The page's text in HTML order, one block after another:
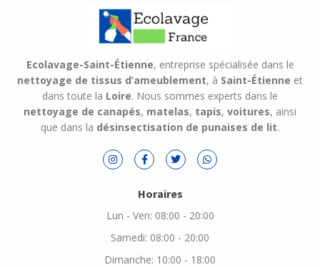
Ecolavage-Saint-Étienne, entreprise spécialisée dans le
nettoyage de tissus d’ameublement, à Saint-Étienne et
dans toute la Loire. Nous sommes experts dans le
nettoyage de canapés, matelas, tapis, voitures, ainsi
que dans la désinsectisation de punaises de lit.
Horaires
Lun - Ven: 08:00 - 20:00
Samedi: 08:00 - 20:00
Dimanche: 10:00 - 18:00